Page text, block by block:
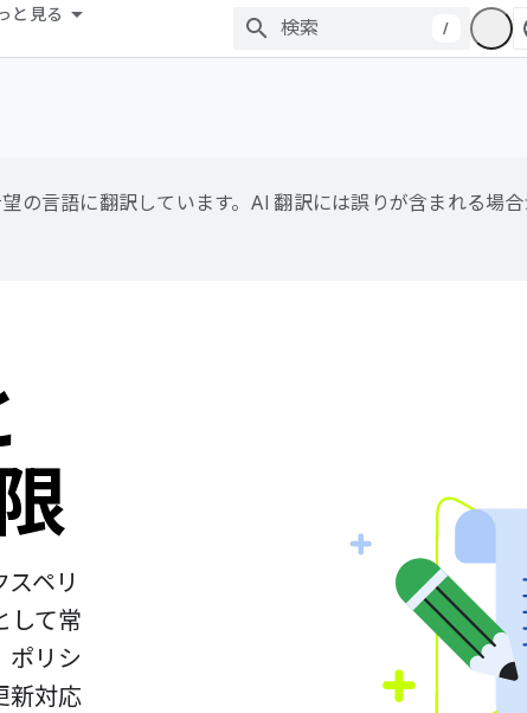
と見る
/
の言語に翻訳しています。AI 翻訳には誤りが含まれる場合
ペリ
して常
ポリシ
新対応